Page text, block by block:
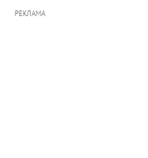
РЕКЛАМА